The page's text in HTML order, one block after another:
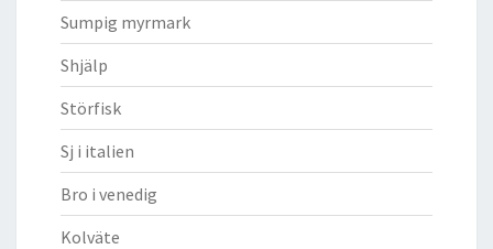
Sumpig myrmark
Shjälp
Störfisk
Sj i italien
Bro i venedig
Kolväte